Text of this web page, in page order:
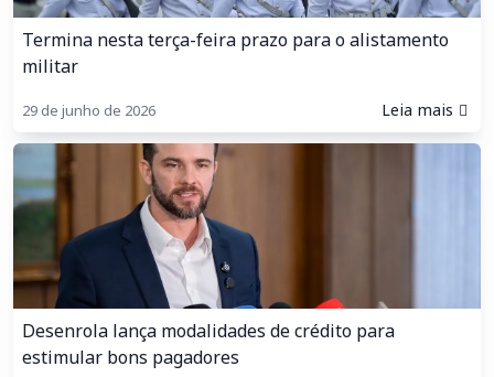
Termina nesta terça-feira prazo para o alistamento
militar
29 de junho de 2026 Leia mais
Desenrola lança modalidades de crédito para
estimular bons pagadores